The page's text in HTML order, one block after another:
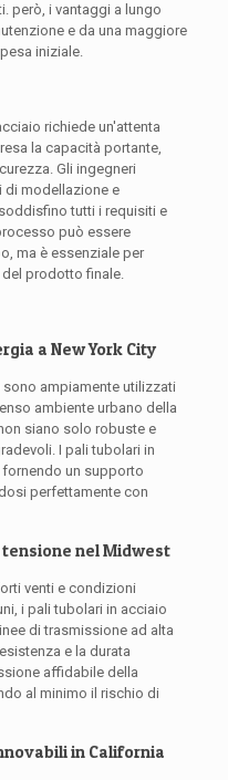
però, i vantaggi a lungo
e da una maggiore
iniziale.
richiede un'attenta
la capacità portante,
Gli ingegneri
di modellazione e
tutti i requisiti e
può essere
ma è essenziale per
prodotto finale.
a New York City
ampiamente utilizzati
ambiente urbano della
siano solo robuste e
I pali tubolari in
un supporto
perfettamente con
nel Midwest
venti e condizioni
i pali tubolari in acciaio
di trasmissione ad alta
e la durata
affidabile della
al minimo il rischio di
in California